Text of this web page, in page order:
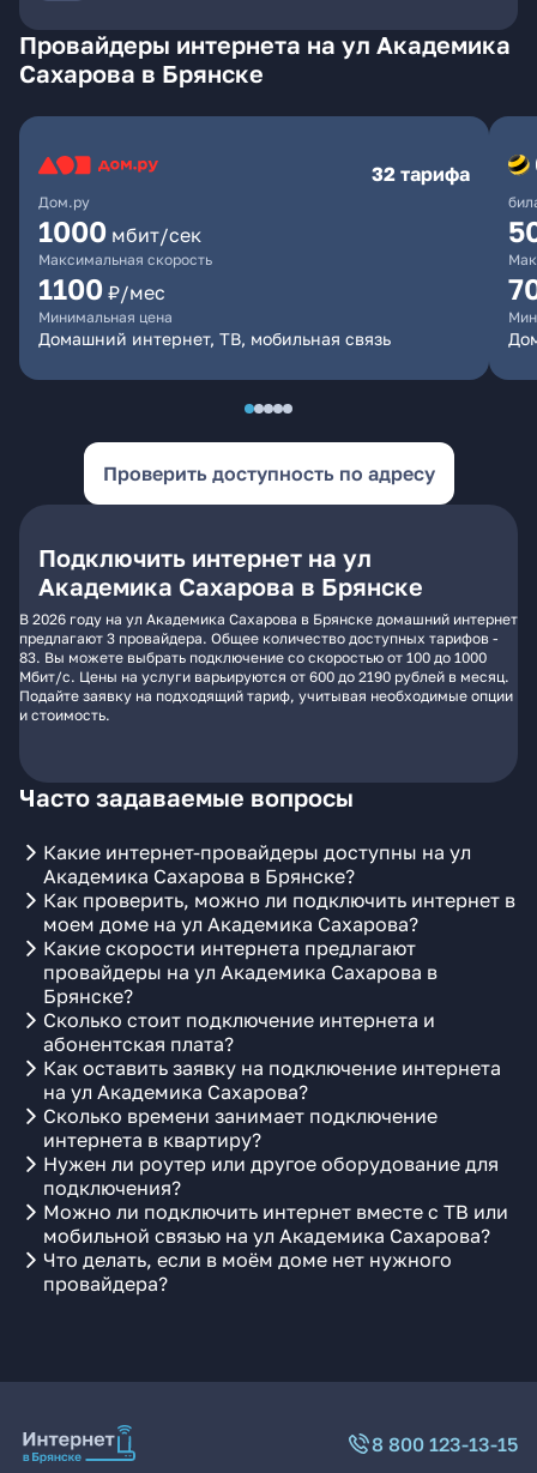
Провайдеры интернета на ул Академика
Сахарова в Брянске
Дом.ру
32 тарифа
1000 мбит/сек
Максимальная скорость
1100 ₽/мес
Минимальная цена
Домашний интернет, ТВ, мобильная связь
Проверить доступность по адресу
Подключить интернет на ул
Академика Сахарова в Брянске
В 2026 году на ул Академика Сахарова в Брянске домашний интернет
предлагают 3 провайдера. Общее количество доступных тарифов -
83. Вы можете выбрать подключение со скоростью от 100 до 1000
Мбит/с. Цены на услуги варьируются от 600 до 2190 рублей в месяц.
Подайте заявку на подходящий тариф, учитывая необходимые опции
и стоимость.
Часто задаваемые вопросы
Какие интернет-провайдеры доступны на ул
Академика Сахарова в Брянске?
Как проверить, можно ли подключить интернет в
моем доме на ул Академика Сахарова?
Какие скорости интернета предлагают
провайдеры на ул Академика Сахарова в
Брянске?
Сколько стоит подключение интернета и
абонентская плата?
Как оставить заявку на подключение интернета
на ул Академика Сахарова?
Сколько времени занимает подключение
интернета в квартиру?
Нужен ли роутер или другое оборудование для
подключения?
Можно ли подключить интернет вместе с ТВ или
мобильной связью на ул Академика Сахарова?
Что делать, если в моём доме нет нужного
провайдера?
8 800 123-13-15